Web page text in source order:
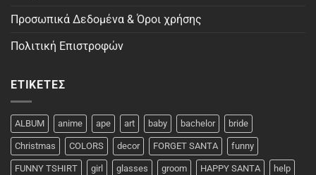
Προσωπικά Δεδομένα & Όροι χρήσης
Πολιτική Επιστροφών
ΕΤΙΚΈΤΕΣ
ALBUM anime ape art baby bachelor bride
Christmas COLORS decor FORGET SANTA funny
FUNNY TSHIRT girl glasses groom HAPPY SANTA help